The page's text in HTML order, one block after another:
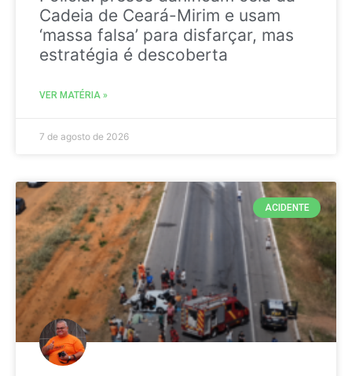
Cadeia de Ceará-Mirim e usam
‘massa falsa’ para disfarçar, mas
estratégia é descoberta
VER MATÉRIA »
7 de agosto de 2026
ACIDENTE